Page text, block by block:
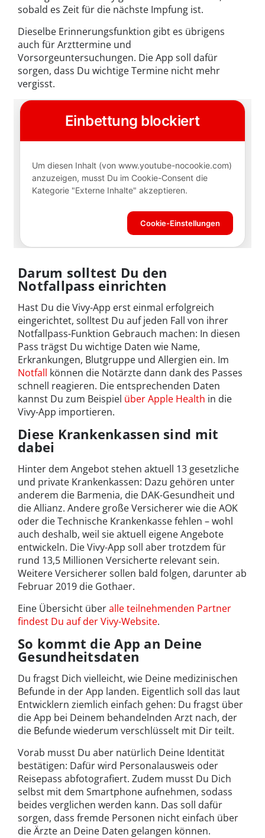
sobald es Zeit für die nächste Impfung ist.
Dieselbe Erinnerungsfunktion gibt es übrigens
auch für Arzttermine und
Vorsorgeuntersuchungen. Die App soll dafür
sorgen, dass Du wichtige Termine nicht mehr
vergisst.
Darum solltest Du den
Notfallpass einrichten
Hast Du die Vivy-App erst einmal erfolgreich
eingerichtet, solltest Du auf jeden Fall von ihrer
Notfallpass-Funktion Gebrauch machen: In diesen
Pass trägst Du wichtige Daten wie Name,
Erkrankungen, Blutgruppe und Allergien ein. Im
Notfall können die Notärzte dann dank des Passes
schnell reagieren. Die entsprechenden Daten
kannst Du zum Beispiel über Apple Health in die
Vivy-App importieren.
Diese Krankenkassen sind mit
dabei
Hinter dem Angebot stehen aktuell 13 gesetzliche
und private Krankenkassen: Dazu gehören unter
anderem die Barmenia, die DAK-Gesundheit und
die Allianz. Andere große Versicherer wie die AOK
oder die Technische Krankenkasse fehlen – wohl
auch deshalb, weil sie aktuell eigene Angebote
entwickeln. Die Vivy-App soll aber trotzdem für
rund 13,5 Millionen Versicherte relevant sein.
Weitere Versicherer sollen bald folgen, darunter ab
Februar 2019 die Gothaer.
Eine Übersicht überalle teilnehmenden Partner
findest Du auf der Vivy-Website.
So kommt die App an Deine
Gesundheitsdaten
Du fragst Dich vielleicht, wie Deine medizinischen
Befunde in der App landen. Eigentlich soll das laut
Entwicklern ziemlich einfach gehen: Du fragst über
die App bei Deinem behandelnden Arzt nach, der
die Befunde wiederum verschlüsselt mit Dir teilt.
Vorab musst Du aber natürlich Deine Identität
bestätigen: Dafür wird Personalausweis oder
Reisepass abfotografiert. Zudem musst Du Dich
selbst mit dem Smartphone aufnehmen, sodass
beides verglichen werden kann. Das soll dafür
sorgen, dass fremde Personen nicht einfach über
die Ärzte an Deine Daten gelangen können.